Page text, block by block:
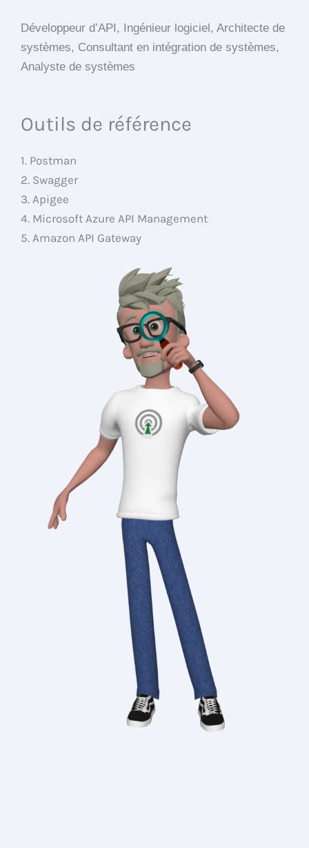
Développeur d’API, Ingénieur logiciel, Architecte de
systèmes, Consultant en intégration de systèmes,
Analyste de systèmes
Outils de référence
1. Postman
2. Swagger
3. Apigee
4. Microsoft Azure API Management
5. Amazon API Gateway